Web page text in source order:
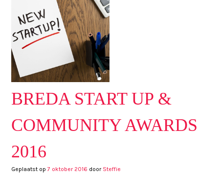
BREDA START UP &
COMMUNITY AWARDS
2016
Geplaatst op7 oktober 2016 door Steffie